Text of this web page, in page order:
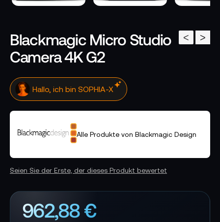
>
<
Blackmagic Micro Studio
Camera 4K G2
Hallo, ich bin SOPHIA-X
Alle Produkte von Blackmagic Design
Seien Sie der Erste, der dieses Produkt bewertet
962,88 €